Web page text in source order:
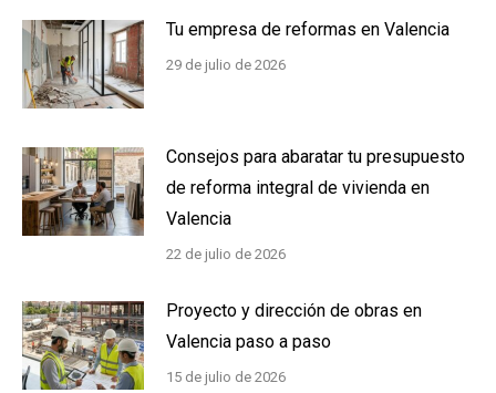
Tu empresa de reformas en Valencia
29 de julio de 2026
Consejos para abaratar tu presupuesto
de reforma integral de vivienda en
Valencia
22 de julio de 2026
Proyecto y dirección de obras en
Valencia paso a paso
15 de julio de 2026